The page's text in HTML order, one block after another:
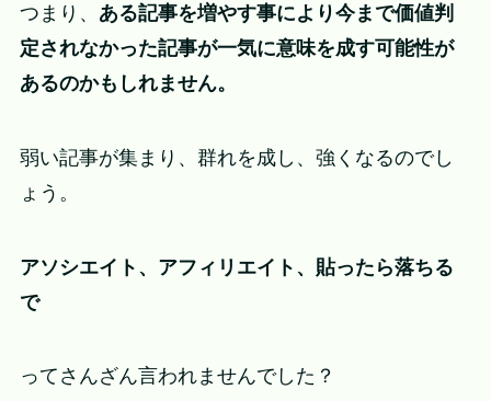
つまり、 ある記事を増やす事により今まで価値判
定されなかった記事が一気に意味を成す可能性が
あるのかもしれません。
弱い記事が集まり、群れを成し、強くなるのでし
ょう。
アソシエイト、アフィリエイト、貼ったら落ちる
で
ってさんざん言われませんでした？